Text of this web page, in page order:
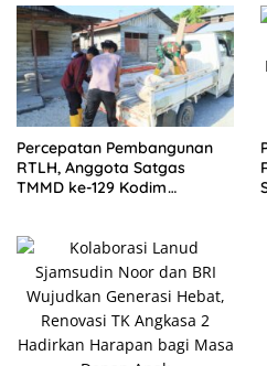
Percepatan Pembangunan
RTLH, Anggota Satgas
TMMD ke-129 Kodim